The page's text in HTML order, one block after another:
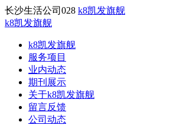
长沙生活公司028 k8凯发旗舰
k8凯发旗舰
k8凯发旗舰
服务项目
业内动态
期刊展示
关于k8凯发旗舰
留言反馈
公司动态